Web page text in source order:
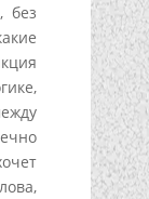
без